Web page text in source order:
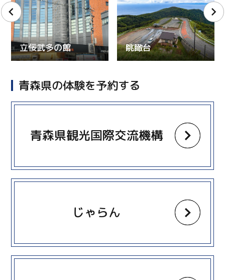
立佞武多の館 眺瞰台
青森県の体験を予約する
青森県観光国際交流機構
more
じゃらん
more
more